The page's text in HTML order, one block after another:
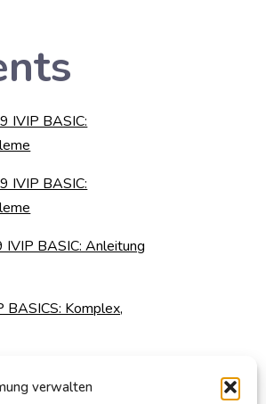
verwalten
IVIP BASIC:
IVIP BASIC:
IVIP BASIC: Anleitung
BASICS: Komplex,
keine. Dafür sind wir